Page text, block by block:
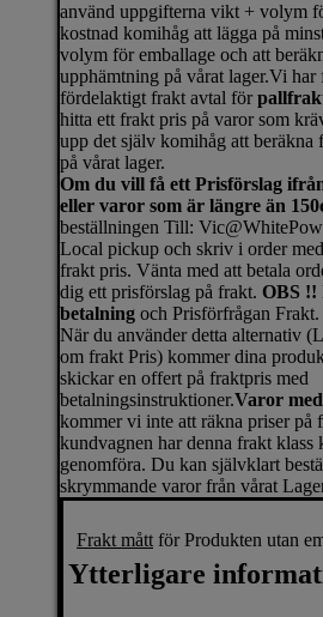
använd uppgifterna vikt + volym
kostnad komihåg att lägga på
volym för emballage och att
upphämtning på vårat lager.Vi har
fördelaktigt frakt avtal för
hitta ett frakt pris på varor som
upp det själv komihåg att beräkna
på vårat lager.
Om du vill få ett Prisförslag
eller varor som är längre än
beställningen Till:
Local pickup och skriv i order
frakt pris. Vänta med att betala
dig ett prisförslag på frakt. OBS !!
betalning och Prisförfrågan Frakt.
När du använder detta alternativ
om frakt Pris) kommer dina
skickar en offert på fraktpris med
betalningsinstruktioner.Varor
kommer vi inte att räkna priser på
kundvagnen har denna frakt klass
genomföra. Du kan självklart
skrymmande varor från vårat
Frakt mått för Produkten utan
Ytterligare